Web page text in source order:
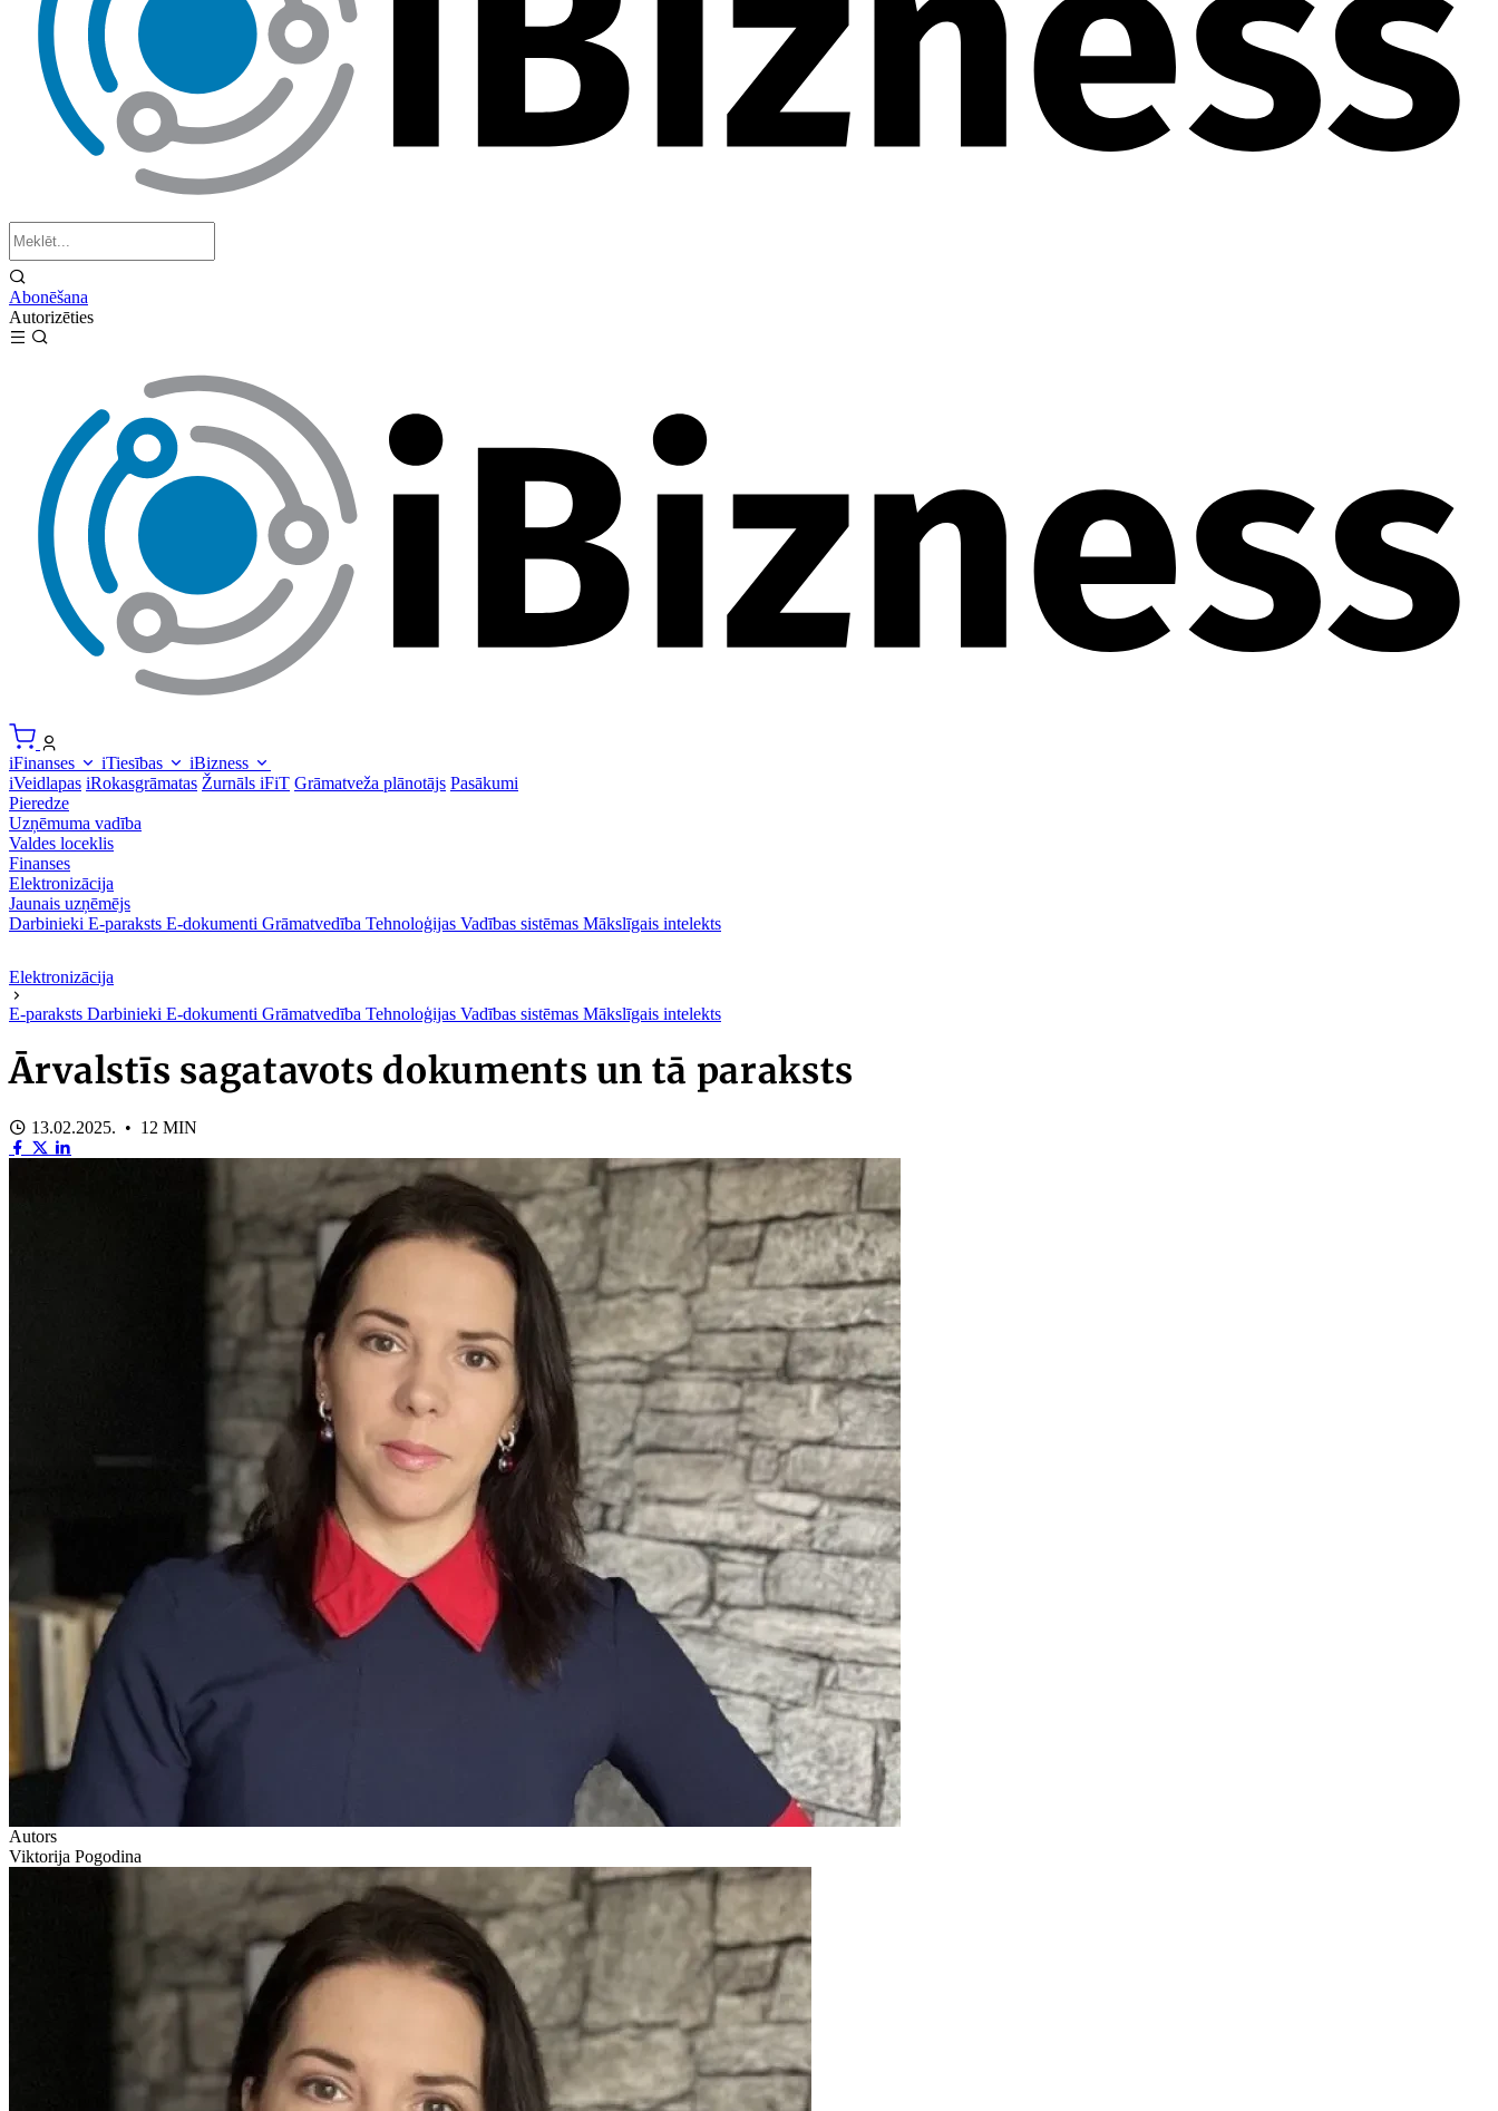
Abonēšana
Autorizēties
iFinanses iTiesības
iBizness
iVeidlapas iRokasgrāmatas Žurnāls iFiT Grāmatveža plānotājs Pasākumi
Pieredze
Uzņēmuma vadība
Valdes loceklis
Finanses
Elektronizācija
Jaunais uzņēmējs
Darbinieki E-paraksts E-dokumenti Grāmatvedība Tehnoloģijas Vadības sistēmas Mākslīgais intelekts
Elektronizācija
E-paraksts Darbinieki E-dokumenti Grāmatvedība Tehnoloģijas Vadības sistēmas Mākslīgais intelekts
Ārvalstīs sagatavots dokuments un tā paraksts
13.02.2025. • 12 MIN
Autors
Viktorija Pogodina